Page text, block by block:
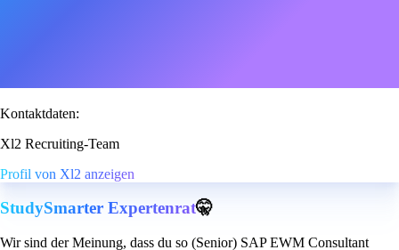
Kontaktdaten:
Xl2 Recruiting-Team
Profil von Xl2 anzeigen
StudySmarter Expertenrat🤫
Wir sind der Meinung, dass du so (Senior) SAP EWM Consultant